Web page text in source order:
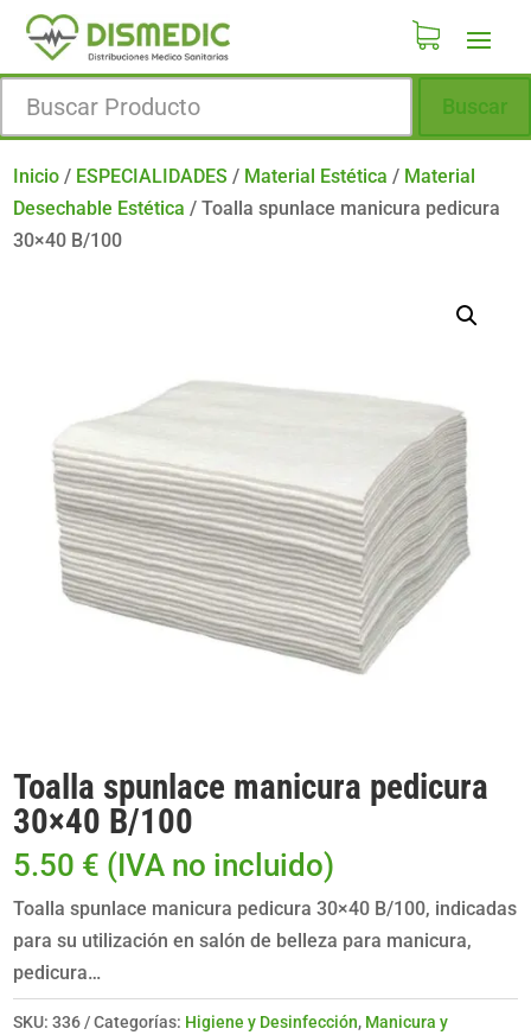
Buscar
Inicio / ESPECIALIDADES / Material Estética / Material
Desechable Estética /Toalla spunlace manicura pedicura
30×40 B/100
Toalla spunlace manicura pedicura
30×40 B/100
5.50 € (IVA no incluido)
Toalla spunlace manicura pedicura 30×40 B/100, indicadas
para su utilización en salón de belleza para manicura,
pedicura…
SKU: 336 Categorías: Higiene y Desinfección, Manicura y